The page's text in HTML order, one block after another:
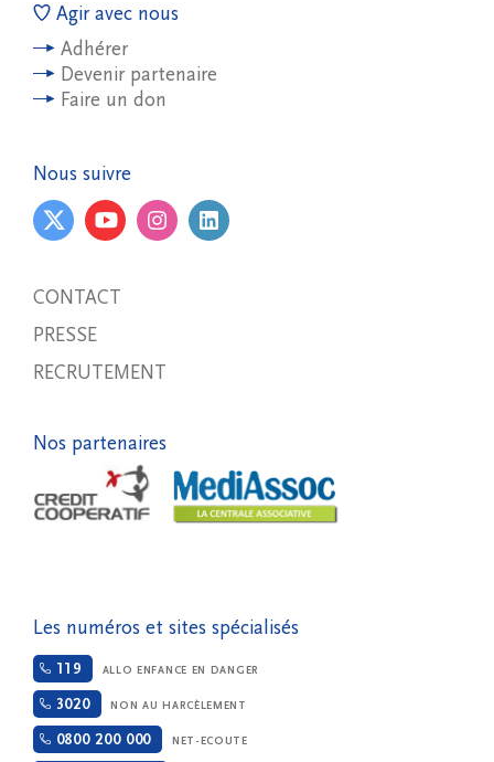
Agir avec nous
Adhérer
Devenir partenaire
Faire un don
Nous suivre
CONTACT
PRESSE
RECRUTEMENT
Nos partenaires
Les numéros et sites spécialisés
119 ALLO ENFANCE EN DANGER
3020 NON AU HARCÈLEMENT
0800 200 000 NET-ECOUTE